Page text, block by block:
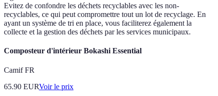
Evitez de confondre les déchets recyclables avec les non-
recyclables, ce qui peut compromettre tout un lot de recyclage. En
ayant un système de tri en place, vous faciliterez également la
collecte et la gestion des déchets par les services municipaux.
Composteur d'intérieur Bokashi Essential
Camif FR
65.90 EURVoir le prix